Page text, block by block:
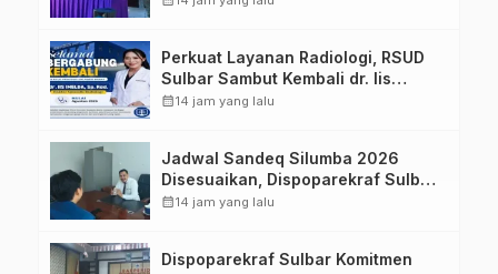
Perkuat Layanan Radiologi, RSUD
Sulbar Sambut Kembali dr. Iis
Imelda, Sp.Rad
calendar_month14 jam yang lalu
Jadwal Sandeq Silumba 2026
Disesuaikan, Dispoparekraf Sulbar
Pastikan Persiapan Tetap
calendar_month14 jam yang lalu
Dispoparekraf Sulbar Komitmen